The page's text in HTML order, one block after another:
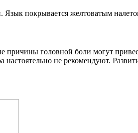
Язык покрывается желтоватым
причины головной боли могут
не рекомендуют.